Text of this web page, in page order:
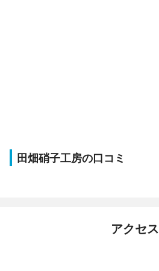
田畑硝子工房の口コミ
アクセス